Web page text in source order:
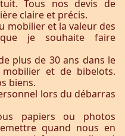
Tous nos devis de
claire et précis.
mobilier et la valeur des
je souhaite faire
plus de 30 ans dans le
mobilier et de bibelots.
biens.
lors du débarras
papiers ou photos
quand nous en